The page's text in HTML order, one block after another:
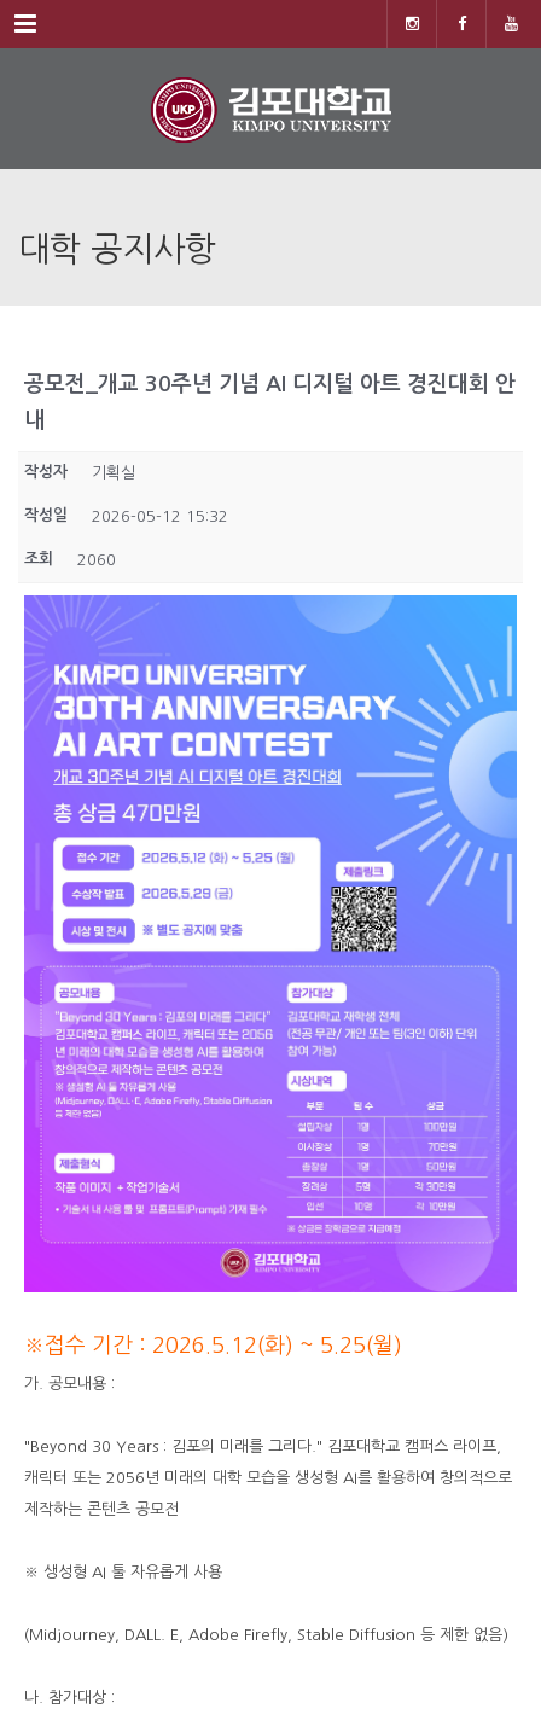
Menu
대학 공지사항
공모전_개교 30주년 기념 AI 디지털 아트 경진대회 안
내
작성자 기획실
작성일 2026-05-12 15:32
조회 2060
※접수 기간 : 2026.5.12(화) ~ 5.25(월)
가. 공모내용 :
"Beyond 30 Years : 김포의 미래를 그리다." 김포대학교 캠퍼스 라이프,
캐릭터 또는 2056년 미래의 대학 모습을 생성형 AI를 활용하여 창의적으로
제작하는 콘텐츠 공모전
※ 생성형 AI 툴 자유롭게 사용
(Midjourney, DALL. E, Adobe Firefly, Stable Diffusion 등 제한 없음)
나. 참가대상 :